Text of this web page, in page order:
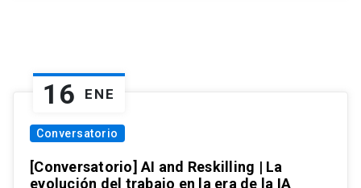
16 ENE
Conversatorio
[Conversatorio] AI and Reskilling | La
evolución del trabajo en la era de la IA